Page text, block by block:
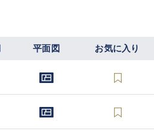
平面図 お気に入り